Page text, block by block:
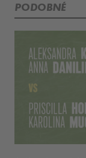
PODOBNÉ